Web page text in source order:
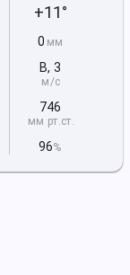
+11°
0 мм
В, 3
м/с
746
мм рт.ст.
96%